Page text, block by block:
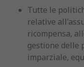
Tutte le
relative
ricompensa,
gestione delle
imparziale,